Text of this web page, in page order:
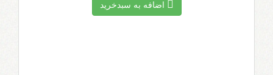
اضافه به سبد‌خرید